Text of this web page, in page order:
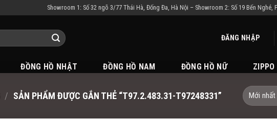
Showroom 1: Số 32 ngõ 3/77 Thái Hà, Đống Đa, Hà Nội – Showroom 2: Số 19 Bến Nghé,
ĐĂNG NHẬP
ĐỒNG HỒ NHẬT ĐỒNG HỒ NAM ĐỒNG HỒ NỮ ZIPPO
/ SẢN PHẨM ĐƯỢC GẮN THẺ “T97.2.483.31-T97248331”